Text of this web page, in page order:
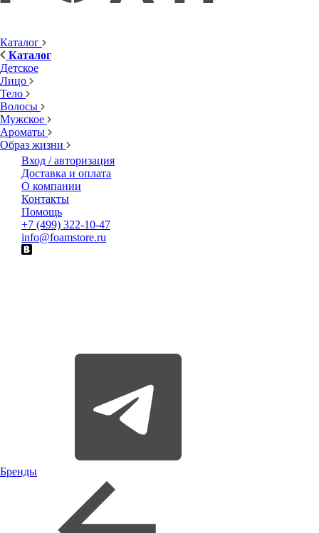
Каталог
Каталог
Детское
Лицо
Тело
Волосы
Мужское
Ароматы
Образ жизни
Вход / авторизация
Доставка и оплата
О компании
Контакты
Помощь
+7 (499) 322-10-47
info@foamstore.ru
Бренды